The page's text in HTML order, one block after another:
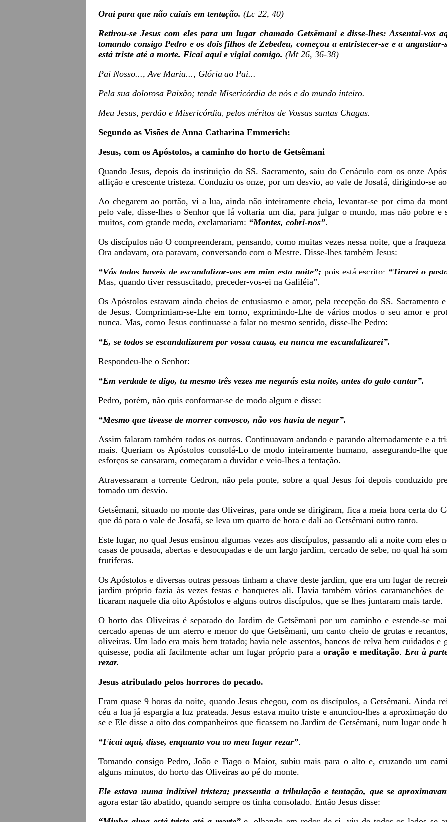
Orai para que não caiais em tentação. (Lc 22, 40)
Retirou-se Jesus com eles para um lugar chamado Getsêmani e disse-lhes: Assentai-vos
tomando consigo Pedro e os dois filhos de Zebedeu, começou a entristecer-se e a
está triste até a morte. Ficai aqui e vigiai comigo. (Mt 26, 36-38)
Pai Nosso..., Ave Maria..., Glória ao Pai...
Pela sua dolorosa Paixão; tende Misericórdia de nós e do mundo inteiro.
Meu Jesus, perdão e Misericórdia, pelos méritos de Vossas santas Chagas.
Segundo as Visões de Anna Catharina Emmerich:
Jesus, com os Apóstolos, a caminho do horto de Getsêmani
Quando Jesus, depois da instituição do SS. Sacramento, saiu do Cenáculo com os onze
aflição e crescente tristeza. Conduziu os onze, por um desvio, ao vale de Josafá, dirigindo-se
Ao chegarem ao portão, vi a lua, ainda não inteiramente cheia, levantar-se por cima da
pelo vale, disse-lhes o Senhor que lá voltaria um dia, para julgar o mundo, mas não pobre e
muitos, com grande medo, exclamariam: “Montes, cobri-nos”.
Os discípulos não O compreenderam, pensando, como muitas vezes nessa noite, que a
Ora andavam, ora paravam, conversando com o Mestre. Disse-lhes também Jesus:
“Vós todos haveis de escandalizar-vos em mim esta noite”; pois está escrito: “Tirarei o
Mas, quando tiver ressuscitado, preceder-vos-ei na Galiléia”.
Os Apóstolos estavam ainda cheios de entusiasmo e amor, pela recepção do SS. Sacramento
de Jesus. Comprimiam-se-Lhe em torno, exprimindo-Lhe de vários modos o seu amor e
nunca. Mas, como Jesus continuasse a falar no mesmo sentido, disse-lhe Pedro:
“E, se todos se escandalizarem por vossa causa, eu nunca me escandalizarei”.
Respondeu-lhe o Senhor:
“Em verdade te digo, tu mesmo três vezes me negarás esta noite, antes do galo cantar”.
Pedro, porém, não quis conformar-se de modo algum e disse:
“Mesmo que tivesse de morrer convosco, não vos havia de negar”.
Assim falaram também todos os outros. Continuavam andando e parando alternadamente e a
mais. Queriam os Apóstolos consolá-Lo de modo inteiramente humano, assegurando-lhe
esforços se cansaram, começaram a duvidar e veio-lhes a tentação.
Atravessaram a torrente Cedron, não pela ponte, sobre a qual Jesus foi depois conduzido
tomado um desvio.
Getsêmani, situado no monte das Oliveiras, para onde se dirigiram, fica a meia hora certa do
que dá para o vale de Josafá, se leva um quarto de hora e dali ao Getsêmani outro tanto.
Este lugar, no qual Jesus ensinou algumas vezes aos discípulos, passando ali a noite com eles
casas de pousada, abertas e desocupadas e de um largo jardim, cercado de sebe, no qual há
frutíferas.
Os Apóstolos e diversas outras pessoas tinham a chave deste jardim, que era um lugar de
jardim próprio fazia às vezes festas e banquetes ali. Havia também vários caramanchões
ficaram naquele dia oito Apóstolos e alguns outros discípulos, que se lhes juntaram mais tarde.
O horto das Oliveiras é separado do Jardim de Getsêmani por um caminho e estende-se
cercado apenas de um aterro e menor do que Getsêmani, um canto cheio de grutas e
oliveiras. Um lado era mais bem tratado; havia nele assentos, bancos de relva bem cuidados e
quisesse, podia ali facilmente achar um lugar próprio para aoração e meditação. Era à
rezar.
Jesus atribulado pelos horrores do pecado.
Eram quase 9 horas da noite, quando Jesus chegou, com os discípulos, a Getsêmani. Ainda
céu a lua já espargia a luz prateada. Jesus estava muito triste e anunciou-lhes a aproximação
se e Ele disse a oito dos companheiros que ficassem no Jardim de Getsêmani, num lugar onde
“Ficai aqui, disse, enquanto vou ao meu lugar rezar”.
Tomando consigo Pedro, João e Tiago o Maior, subiu mais para o alto e, cruzando um
alguns minutos, do horto das Oliveiras ao pé do monte.
Ele estava numa indizível tristeza; pressentia a tribulação e tentação, que se
agora estar tão abatido, quando sempre os tinha consolado. Então Jesus disse: